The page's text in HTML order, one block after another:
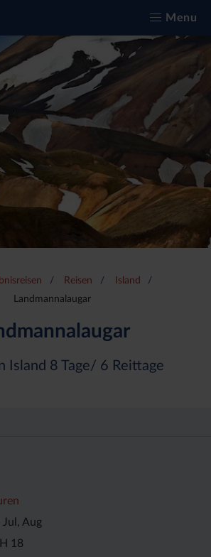
Menu
Reisen
Island
Landmannalaugar
Island 8 Tage/ 6 Reittage
Jul, Aug
18